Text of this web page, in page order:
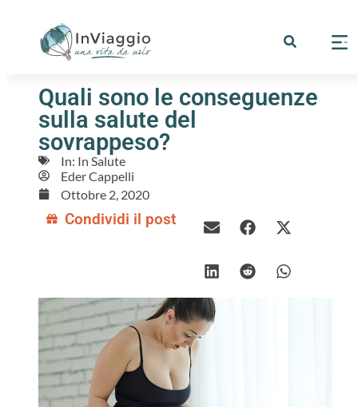
Quali sono le conseguenze
sulla salute del
sovrappeso?
In: In Salute
Eder Cappelli
Ottobre 2, 2020
Condividi il post